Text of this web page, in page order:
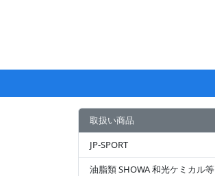
取扱い商品
JP-SPORT
油脂類 SHOWA 和光ケミカル等